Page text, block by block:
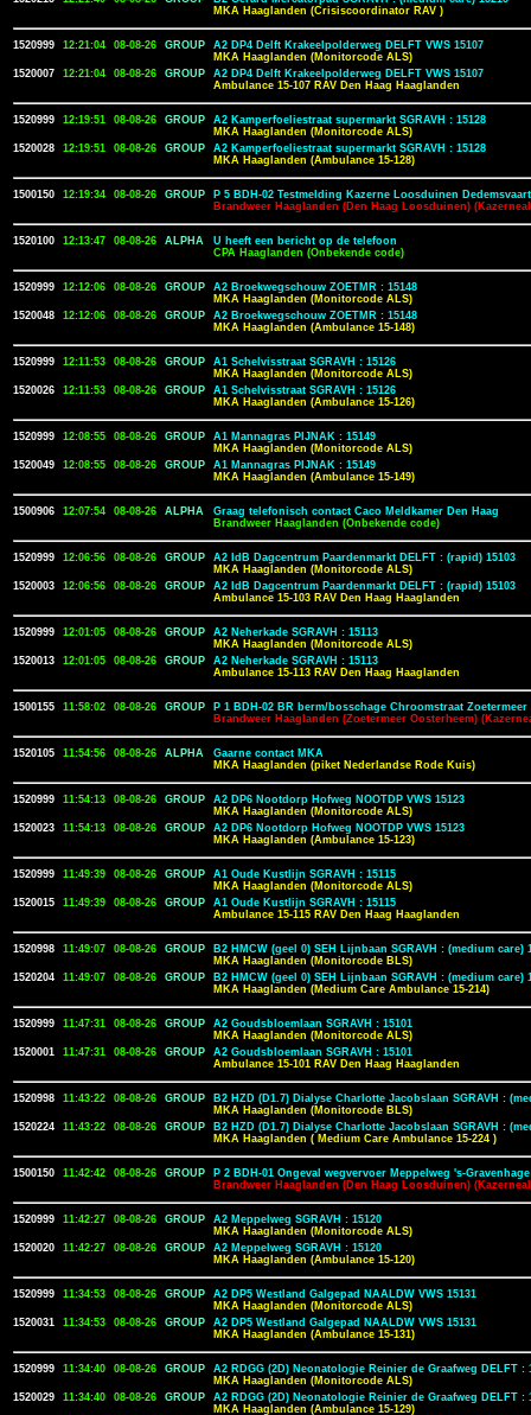
MKA Haaglanden (Crisiscoordinator RAV )
1520999 12:21:04 08-08-26 GROUP
A2 DP4 Delft Krakeelpolderweg DELFT VWS 15107
MKA Haaglanden (Monitorcode ALS)
1520007
12:21:04 08-08-26 GROUP
A2 DP4 Delft Krakeelpolderweg DELFT VWS 15107
Ambulance 15-107 RAV Den Haag Haaglanden
1520999 12:19:51 08-08-26 GROUP
A2 Kamperfoeliestraat supermarkt SGRAVH : 15128
MKA Haaglanden (Monitorcode ALS)
1520028
12:19:51 08-08-26 GROUP
A2 Kamperfoeliestraat supermarkt SGRAVH : 15128
MKA Haaglanden (Ambulance 15-128)
1500150 12:19:34 08-08-26 GROUP
P 5 BDH-02 Testmelding Kazerne Loosduinen
Brandweer Haaglanden (Den Haag Loosduinen)
1520100 12:13:47 08-08-26 ALPHA
U heeft een bericht op de telefoon
CPA Haaglanden (Onbekende code)
1520999 12:12:06 08-08-26 GROUP
A2 Broekwegschouw ZOETMR : 15148
MKA Haaglanden (Monitorcode ALS)
1520048
12:12:06 08-08-26 GROUP
A2 Broekwegschouw ZOETMR : 15148
MKA Haaglanden (Ambulance 15-148)
1520999 12:11:53 08-08-26 GROUP
A1 Schelvisstraat SGRAVH : 15126
MKA Haaglanden (Monitorcode ALS)
1520026
12:11:53 08-08-26 GROUP
A1 Schelvisstraat SGRAVH : 15126
MKA Haaglanden (Ambulance 15-126)
1520999 12:08:55 08-08-26 GROUP
A1 Mannagras PIJNAK : 15149
MKA Haaglanden (Monitorcode ALS)
1520049
12:08:55 08-08-26 GROUP
A1 Mannagras PIJNAK : 15149
MKA Haaglanden (Ambulance 15-149)
1500906 12:07:54 08-08-26 ALPHA
Graag telefonisch contact Caco Meldkamer Den Haag
Brandweer Haaglanden (Onbekende code)
1520999 12:06:56 08-08-26 GROUP
A2 IdB Dagcentrum Paardenmarkt DELFT : (rapid) 15103
MKA Haaglanden (Monitorcode ALS)
1520003
12:06:56 08-08-26 GROUP
A2 IdB Dagcentrum Paardenmarkt DELFT : (rapid) 15103
Ambulance 15-103 RAV Den Haag Haaglanden
1520999 12:01:05 08-08-26 GROUP
A2 Neherkade SGRAVH : 15113
MKA Haaglanden (Monitorcode ALS)
1520013
12:01:05 08-08-26 GROUP
A2 Neherkade SGRAVH : 15113
Ambulance 15-113 RAV Den Haag Haaglanden
1500155 11:58:02 08-08-26 GROUP
P 1 BDH-02 BR berm/bosschage Chroomstraat Zoetermeer
Brandweer Haaglanden (Zoetermeer Oosterheem)
1520105 11:54:56 08-08-26 ALPHA
Gaarne contact MKA
MKA Haaglanden (piket Nederlandse Rode Kuis)
1520999 11:54:13 08-08-26 GROUP
A2 DP6 Nootdorp Hofweg NOOTDP VWS 15123
MKA Haaglanden (Monitorcode ALS)
1520023
11:54:13 08-08-26 GROUP
A2 DP6 Nootdorp Hofweg NOOTDP VWS 15123
MKA Haaglanden (Ambulance 15-123)
1520999 11:49:39 08-08-26 GROUP
A1 Oude Kustlijn SGRAVH : 15115
MKA Haaglanden (Monitorcode ALS)
1520015
11:49:39 08-08-26 GROUP
A1 Oude Kustlijn SGRAVH : 15115
Ambulance 15-115 RAV Den Haag Haaglanden
1520998 11:49:07 08-08-26 GROUP
B2 HMCW (geel 0) SEH Lijnbaan SGRAVH : (medium care)
MKA Haaglanden (Monitorcode BLS)
1520204
11:49:07 08-08-26 GROUP
B2 HMCW (geel 0) SEH Lijnbaan SGRAVH : (medium care)
MKA Haaglanden (Medium Care Ambulance 15-214)
1520999 11:47:31 08-08-26 GROUP
A2 Goudsbloemlaan SGRAVH : 15101
MKA Haaglanden (Monitorcode ALS)
1520001
11:47:31 08-08-26 GROUP
A2 Goudsbloemlaan SGRAVH : 15101
Ambulance 15-101 RAV Den Haag Haaglanden
1520998 11:43:22 08-08-26 GROUP
B2 HZD (D1.7) Dialyse Charlotte Jacobslaan SGRAVH :
MKA Haaglanden (Monitorcode BLS)
1520224
11:43:22 08-08-26 GROUP
B2 HZD (D1.7) Dialyse Charlotte Jacobslaan SGRAVH :
MKA Haaglanden ( Medium Care Ambulance 15-224 )
1500150 11:42:42 08-08-26 GROUP
P 2 BDH-01 Ongeval wegvervoer Meppelweg 's-Gravenhage
Brandweer Haaglanden (Den Haag Loosduinen)
1520999 11:42:27 08-08-26 GROUP
A2 Meppelweg SGRAVH : 15120
MKA Haaglanden (Monitorcode ALS)
1520020
11:42:27 08-08-26 GROUP
A2 Meppelweg SGRAVH : 15120
MKA Haaglanden (Ambulance 15-120)
1520999 11:34:53 08-08-26 GROUP
A2 DP5 Westland Galgepad NAALDW VWS 15131
MKA Haaglanden (Monitorcode ALS)
1520031
11:34:53 08-08-26 GROUP
A2 DP5 Westland Galgepad NAALDW VWS 15131
MKA Haaglanden (Ambulance 15-131)
1520999 11:34:40 08-08-26 GROUP
A2 RDGG (2D) Neonatologie Reinier de Graafweg DELFT :
MKA Haaglanden (Monitorcode ALS)
1520029
11:34:40 08-08-26 GROUP
A2 RDGG (2D) Neonatologie Reinier de Graafweg DELFT :
MKA Haaglanden (Ambulance 15-129)